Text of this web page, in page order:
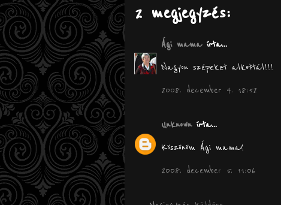
2 megjegyzés:
Ági mamaírta...
Nagyon szépeket alkottál!!!
2008. december 4. 18:52
Unknownírta...
Köszönöm Ági mama!
2008. december 5. 11:06